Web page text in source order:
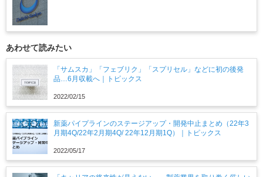
あわせて読みたい
「サムスカ」「フェブリク」「スプリセル」などに初の後発
品…6月収載へ｜トピックス
2022/02/15
新薬パイプラインのステージアップ・開発中止まとめ（22年3
月期4Q/22年2月期4Q/ 22年12月期1Q）｜トピックス
2022/05/17